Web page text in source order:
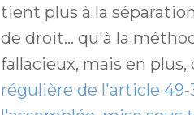
tient plus à la
de droit... qu'à la
fallacieux, mais en
régulière de l'article